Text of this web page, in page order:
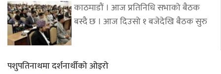
काठमाडौं । आज प्रतिनिधि सभाको बैठक
बस्दै छ । आज दिउसो १ बजेदेखि बैठक सुरु
पशुपतिनाथमा दर्शनार्थीको ओइरो